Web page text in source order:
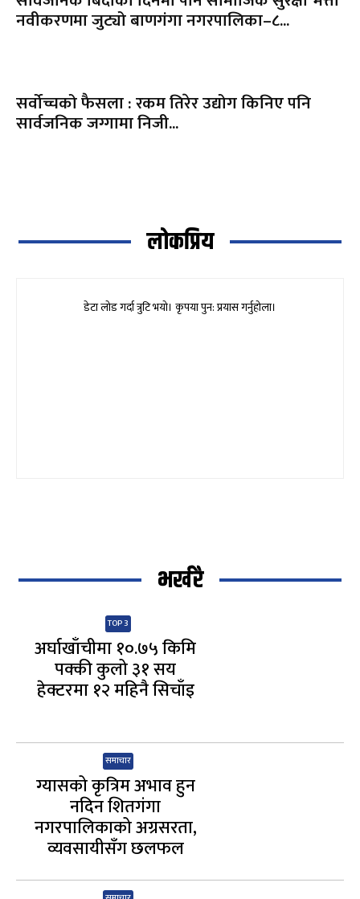
नवीकरणमा जुट्यो बाणगंगा नगरपालिका–८...
सर्वोच्चको फैसला : रकम तिरेर उद्योग किनिए पनि
सार्वजनिक जग्गामा निजी...
लोकप्रिय
डेटा लोड गर्दा त्रुटि भयो। कृपया पुन: प्रयास गर्नुहोला।
भर्खरै
TOP 3
अर्घाखाँचीमा १०.७५ किमि
पक्की कुलो ३१ सय
हेक्टरमा १२ महिनै सिचाँइ
समाचार
ग्यासको कृत्रिम अभाव हुन
नदिन शितगंगा
नगरपालिकाको अग्रसरता,
व्यवसायीसँग छलफल